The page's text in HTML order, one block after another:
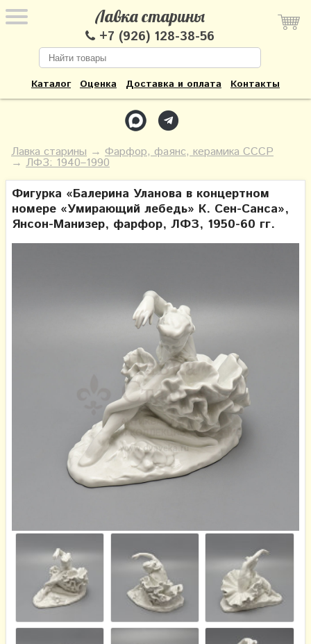
Лавка старины
+7 (926) 128-38-56
Каталог Оценка Доставка и оплата Контакты
Лавка старины → Фарфор, фаянс, керамика СССР
→ ЛФЗ: 1940–1990
Фигурка «Балерина Уланова в концертном
номере «Умирающий лебедь» К. Сен-Санса»,
Янсон-Манизер, фарфор, ЛФЗ, 1950-60 гг.